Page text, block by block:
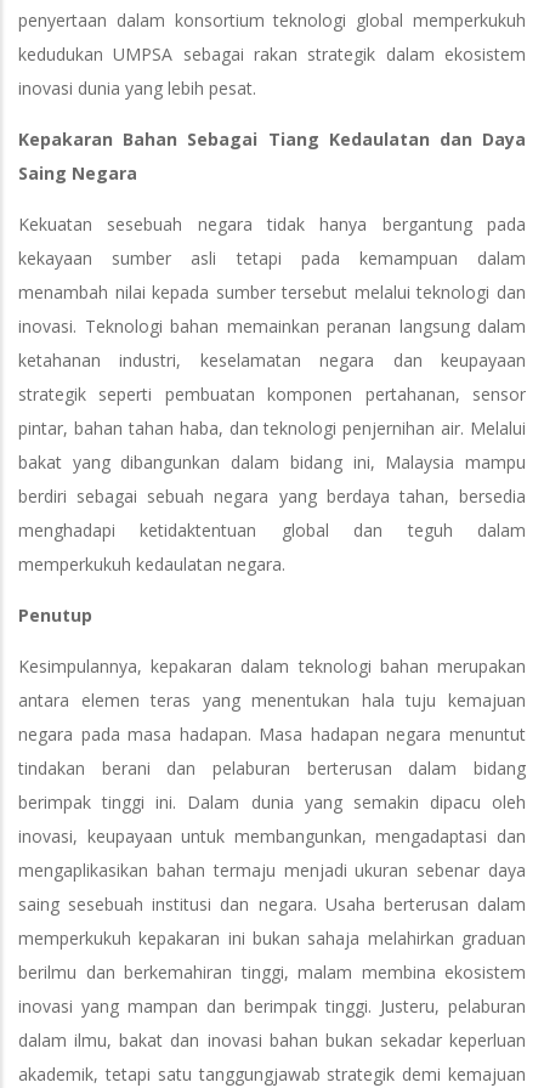
penyertaan dalam konsortium teknologi global memperkukuh
kedudukan UMPSA sebagai rakan strategik dalam ekosistem
inovasi dunia yang lebih pesat.
Kepakaran Bahan Sebagai Tiang Kedaulatan dan Daya
Saing Negara
Kekuatan sesebuah negara tidak hanya bergantung pada
kekayaan sumber asli tetapi pada kemampuan dalam
menambah nilai kepada sumber tersebut melalui teknologi dan
inovasi. Teknologi bahan memainkan peranan langsung dalam
ketahanan industri, keselamatan negara dan keupayaan
strategik seperti pembuatan komponen pertahanan, sensor
pintar, bahan tahan haba, dan teknologi penjernihan air. Melalui
bakat yang dibangunkan dalam bidang ini, Malaysia mampu
berdiri sebagai sebuah negara yang berdaya tahan, bersedia
menghadapi ketidaktentuan global dan teguh dalam
memperkukuh kedaulatan negara.
Penutup
Kesimpulannya, kepakaran dalam teknologi bahan merupakan
antara elemen teras yang menentukan hala tuju kemajuan
negara pada masa hadapan. Masa hadapan negara menuntut
tindakan berani dan pelaburan berterusan dalam bidang
berimpak tinggi ini. Dalam dunia yang semakin dipacu oleh
inovasi, keupayaan untuk membangunkan, mengadaptasi dan
mengaplikasikan bahan termaju menjadi ukuran sebenar daya
saing sesebuah institusi dan negara. Usaha berterusan dalam
memperkukuh kepakaran ini bukan sahaja melahirkan graduan
berilmu dan berkemahiran tinggi, malam membina ekosistem
inovasi yang mampan dan berimpak tinggi. Justeru, pelaburan
dalam ilmu, bakat dan inovasi bahan bukan sekadar keperluan
akademik, tetapi satu tanggungjawab strategik demi kemajuan